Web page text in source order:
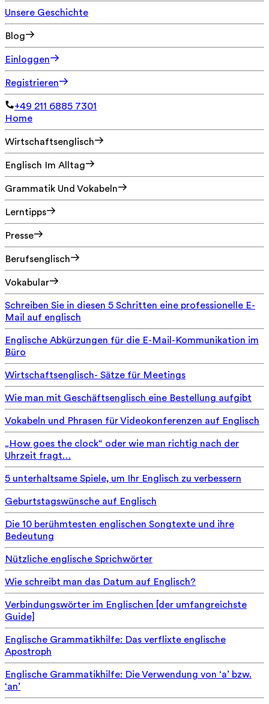
Unsere Geschichte
Blog
Einloggen
Registrieren
+49 211 6885 7301
Home
Wirtschaftsenglisch
Englisch Im Alltag
Grammatik Und Vokabeln
Lerntipps
Presse
Berufsenglisch
Vokabular
Schreiben Sie in diesen 5 Schritten eine professionelle E-
Mail auf englisch
Englische Abkürzungen für die E-Mail-Kommunikation im
Büro
Wirtschaftsenglisch- Sätze für Meetings
Wie man mit Geschäftsenglisch eine Bestellung aufgibt
Vokabeln und Phrasen für Videokonferenzen auf Englisch
„How goes the clock“ oder wie man richtig nach der
Uhrzeit fragt…
5 unterhaltsame Spiele, um Ihr Englisch zu verbessern
Geburtstagswünsche auf Englisch
Die 10 berühmtesten englischen Songtexte und ihre
Bedeutung
Nützliche englische Sprichwörter
Wie schreibt man das Datum auf Englisch?
Verbindungswörter im Englischen [der umfangreichste
Guide]
Englische Grammatikhilfe: Das verflixte englische
Apostroph
Englische Grammatikhilfe: Die Verwendung von ‘a’ bzw.
‘an’